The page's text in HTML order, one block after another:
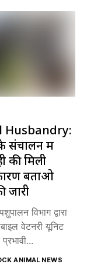
Husbandry:
संचालन में
की मिली
बताओ
जारी
विभाग द्वारा
वेटनरी यूनिट
ANIMAL NEWS